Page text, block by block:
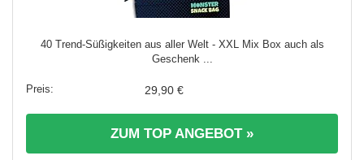
40 Trend-Süßigkeiten aus aller Welt - XXL Mix Box auch als
Geschenk ...
29,90 €
ZUM TOP ANGEBOT »